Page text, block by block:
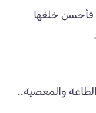
فأحسن خلقها
والمعصية..